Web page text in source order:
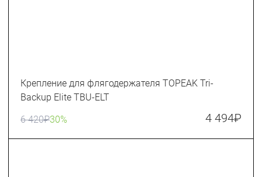
Крепление для флягодержателя TOPEAK Tri-
Backup Elite TBU-ELT
6 420₽30% 4 494₽